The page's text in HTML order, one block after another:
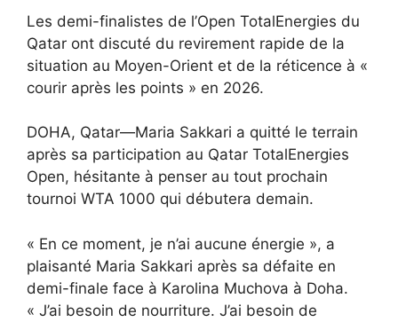
Les demi-finalistes de l’Open TotalEnergies du
Qatar ont discuté du revirement rapide de la
situation au Moyen-Orient et de la réticence à «
courir après les points » en 2026.
DOHA, Qatar—Maria Sakkari a quitté le terrain
après sa participation au Qatar TotalEnergies
Open, hésitante à penser au tout prochain
tournoi WTA 1000 qui débutera demain.
« En ce moment, je n’ai aucune énergie », a
plaisanté Maria Sakkari après sa défaite en
demi-finale face à Karolina Muchova à Doha.
« J’ai besoin de nourriture. J’ai besoin de